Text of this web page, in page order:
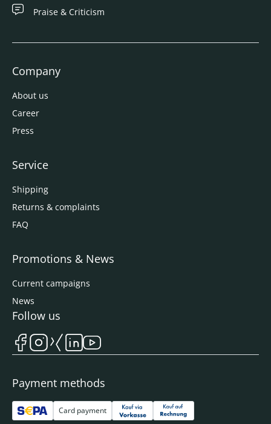
Praise & Criticism
Company
About us
Career
Press
Service
Shipping
Returns & complaints
FAQ
Promotions & News
Current campaigns
News
Payment methods
Card payment
Follow us